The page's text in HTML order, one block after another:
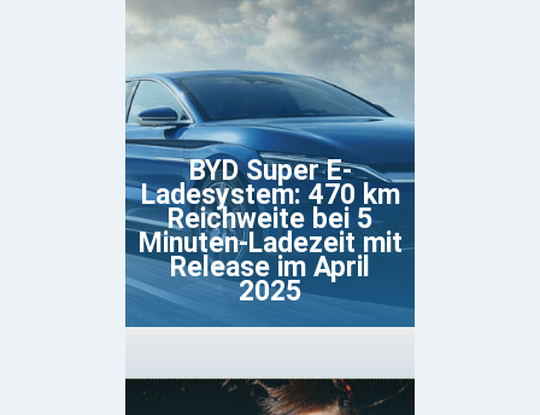
BYD Super E-
Ladesystem: 470 km
Reichweite bei 5
Minuten-Ladezeit mit
Release im April
2025